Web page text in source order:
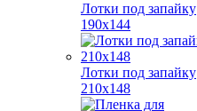
Лотки под запайку
190х144
Лотки под запайку
210х148